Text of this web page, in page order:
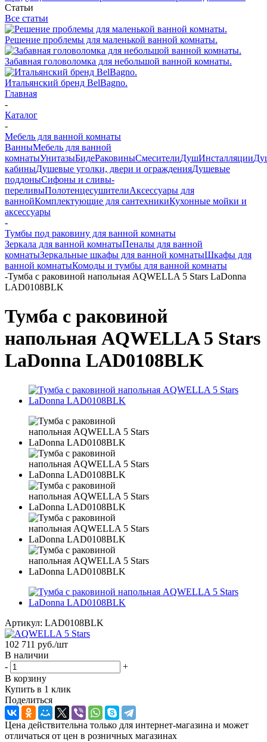
Статьи
Все статьи
Решение проблемы для маленькой ванной комнаты.
Забавная головоломка для небольшой ванной комнаты.
Итальянский бренд BelBagno.
Главная
-
Каталог
-
Мебель для ванной комнаты
ВанныМебель для ванной
комнатыУнитазыБидеРаковиныСмесителиДушИнсталляции
кабиныДушевые уголки, двери и огражденияДушевые
поддоныСифоны и сливы-
переливыПолотенцесушителиАксессуары для
ваннойКомплектующие для сантехникиКухонные мойки и
аксессуары
-
Тумбы под раковину для ванной комнаты
Зеркала для ванной комнатыПеналы для ванной
комнатыЗеркальные шкафы для ванной комнатыШкафы для
ванной комнатыКомоды и тумбы для ванной комнаты
-Тумба с раковиной напольная AQWELLA 5 Stars LaDonna
LAD0108BLK
Тумба с раковиной
напольная AQWELLA 5 Stars
LaDonna LAD0108BLK
Артикул: LAD0108BLK
102 711 руб./шт
В наличии
-
+
В корзину
Купить в 1 клик
Поделиться
Цена действительна только для интернет-магазина и может
отличаться от цен в розничных магазинах